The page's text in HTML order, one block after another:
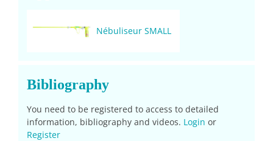
Nébuliseur SMALL
Bibliography
You need to be registered to access to detailed
information, bibliography and videos. Login or
Register